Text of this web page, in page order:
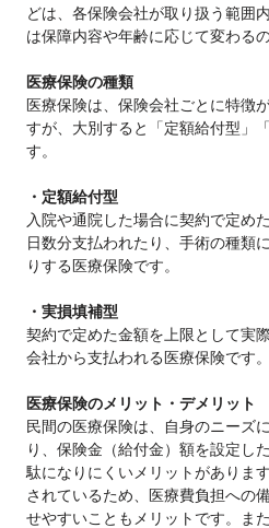
どは、各保険会社が取り扱う範囲
は保障内容や年齢に応じて変わる
医療保険の種類
医療保険は、保険会社ごとに特徴
すが、大別すると「定額給付型」
す。
・定額給付型
入院や通院した場合に契約で定め
日数分支払われたり、手術の種類
りする医療保険です。
・実損填補型
契約で定めた金額を上限として実
会社から支払われる医療保険です。
医療保険のメリット・デメリット
民間の医療保険は、自身のニーズ
り、保険金（給付金）額を設定し
駄になりにくいメリットがありま
されているため、医療費負担への
せやすいこともメリットです。ま